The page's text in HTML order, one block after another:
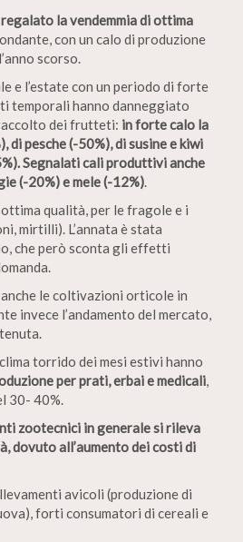
la vendemmia di ottima
con un calo di produzione
scorso.
e l’estate con un periodo di forte
temporali hanno danneggiato
dei frutteti: in forte calo la
di pesche (-50%), di susine e kiwi
Segnalati cali produttivi anche
(-20%) e mele (-12%).
qualità, per le fragole e i
mirtilli). L’annata è stata
che però sconta gli effetti
le coltivazioni orticole in
invece l’andamento del mercato,
torrido dei mesi estivi hanno
per prati, erbai e medicali,
30- 40%.
zootecnici in generale si rileva
dovuto all’aumento dei costi di
avicoli (produzione di
forti consumatori di cereali e